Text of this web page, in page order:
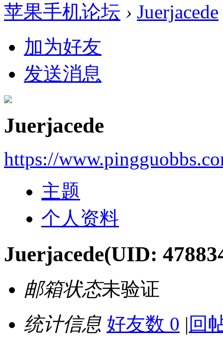
苹果手机论坛 › Juerjacede
加为好友
发送消息
Juerjacede
https://
主题
个人资料
Juerjacede(UID:
邮箱状态未验证
统计信息 好友数 0 | 回